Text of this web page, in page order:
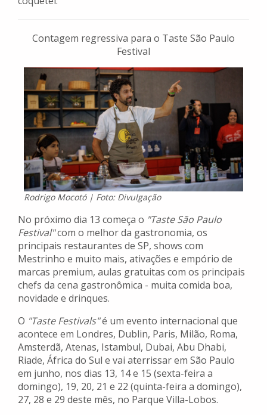
Contagem regressiva para o Taste São Paulo
Festival
Rodrigo Mocotó | Foto: Divulgação
No próximo dia 13 começa o "Taste São Paulo
Festival"com o melhor da gastronomia, os
principais restaurantes de SP, shows com
Mestrinho e muito mais, ativações e empório de
marcas premium, aulas gratuitas com os principais
chefs da cena gastronômica - muita comida boa,
novidade e drinques.
O "Taste Festivals"é um evento internacional que
acontece em Londres, Dublin, Paris, Milão, Roma,
Amsterdã, Atenas, Istambul, Dubai, Abu Dhabi,
Riade, África do Sul e vai aterrissar em São Paulo
em junho, nos dias 13, 14 e 15 (sexta-feira a
domingo), 19, 20, 21 e 22 (quinta-feira a domingo),
27, 28 e 29 deste mês, no Parque Villa-Lobos.